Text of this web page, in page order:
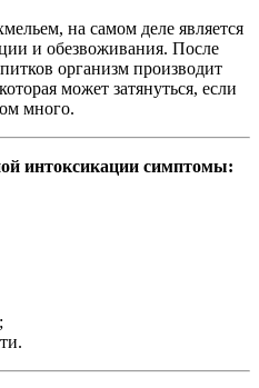
на самом деле является
и обезвоживания. После
организм производит
может затянуться, если
много.
интоксикации симптомы: